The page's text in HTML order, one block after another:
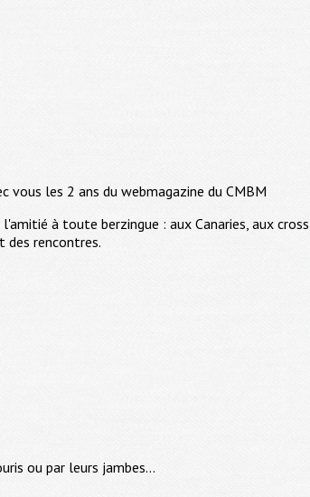
vous les 2 ans du webmagazine du CMBM
à toute berzingue : aux Canaries, aux
rencontres.
ou par leurs jambes...